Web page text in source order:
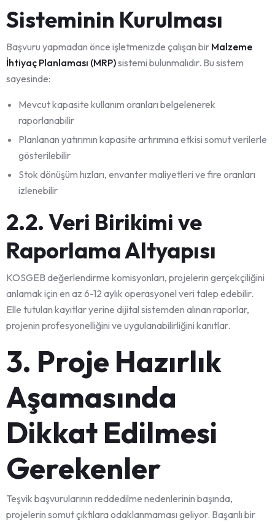
Sisteminin Kurulması
Başvuru yapmadan önce işletmenizde çalışan bir Malzeme
İhtiyaç Planlaması (MRP)sistemi bulunmalıdır. Bu sistem
sayesinde:
Mevcut kapasite kullanım oranları belgelenerek
raporlanabilir
Planlanan yatırımın kapasite artırımına etkisi somut verilerle
gösterilebilir
Stok dönüşüm hızları, envanter maliyetleri ve fire oranları
izlenebilir
2.2. Veri Birikimi ve
Raporlama Altyapısı
KOSGEB değerlendirme komisyonları, projelerin gerçekçiliğini
anlamak için en az 6-12 aylık operasyonel veri talep edebilir.
Elle tutulan kayıtlar yerine dijital sistemden alınan raporlar,
projenin profesyonelliğini ve uygulanabilirliğini kanıtlar.
3. Proje Hazırlık
Aşamasında
Dikkat Edilmesi
Gerekenler
Teşvik başvurularının reddedilme nedenlerinin başında,
projelerin somut çıktılara odaklanmaması geliyor. Başarılı bir